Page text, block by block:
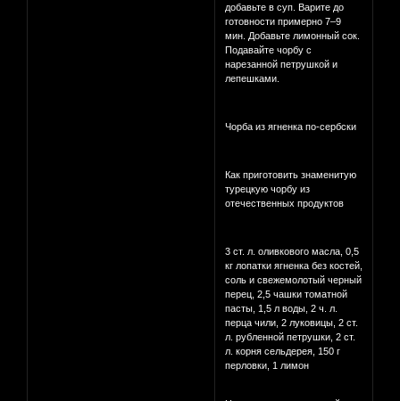
добавьте в суп. Варите до
готовности примерно 7–9
мин. Добавьте лимонный сок.
Подавайте чорбу с
нарезанной петрушкой и
лепешками.
Чорба из ягненка по-сербски
Как приготовить знаменитую
турецкую чорбу из
отечественных продуктов
3 ст. л. оливкового масла, 0,5
кг лопатки ягненка без костей,
соль и свежемолотый черный
перец, 2,5 чашки томатной
пасты, 1,5 л воды, 2 ч. л.
перца чили, 2 луковицы, 2 ст.
л. рубленной петрушки, 2 ст.
л. корня сельдерея, 150 г
перловки, 1 лимон